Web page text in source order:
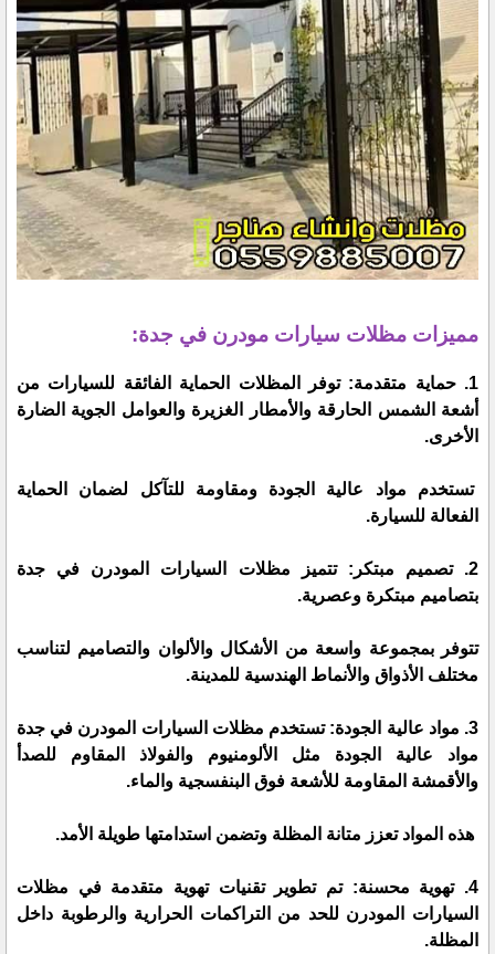
مميزات مظلات سيارات مودرن في جدة:
1. حماية متقدمة: توفر المظلات الحماية الفائقة للسيارات من
أشعة الشمس الحارقة والأمطار الغزيرة والعوامل الجوية الضارة
الأخرى.
تستخدم مواد عالية الجودة ومقاومة للتآكل لضمان الحماية
الفعالة للسيارة.
2. تصميم مبتكر: تتميز مظلات السيارات المودرن في جدة
بتصاميم مبتكرة وعصرية.
تتوفر بمجموعة واسعة من الأشكال والألوان والتصاميم لتناسب
مختلف الأذواق والأنماط الهندسية للمدينة.
3. مواد عالية الجودة: تستخدم مظلات السيارات المودرن في جدة
مواد عالية الجودة مثل الألومنيوم والفولاذ المقاوم للصدأ
والأقمشة المقاومة للأشعة فوق البنفسجية والماء.
هذه المواد تعزز متانة المظلة وتضمن استدامتها طويلة الأمد.
4. تهوية محسنة: تم تطوير تقنيات تهوية متقدمة في مظلات
السيارات المودرن للحد من التراكمات الحرارية والرطوبة داخل
المظلة.